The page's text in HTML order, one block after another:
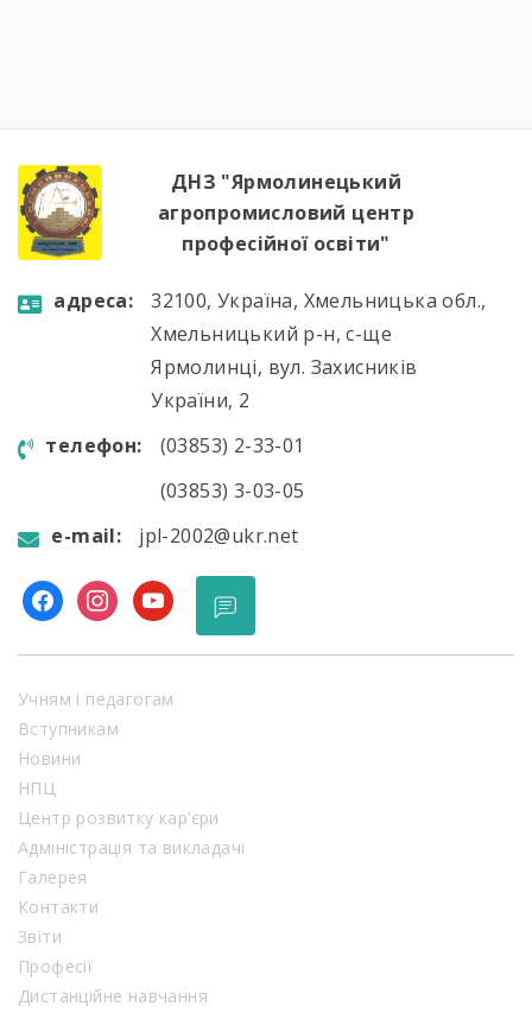
Алла Гончарук проаналізувала роботу комісії
ДНЗ "Ярмолинецький
агропромисловий центр
професійної освіти"
aдресa:
32100, Україна, Хмельницька обл.,
Хмельницький р-н, с-ще
Ярмолинці, вул. Захисників
України, 2
телефон:
(03853) 2-33-01
(03853) 3-03-05
e-mail:
jpl-2002@ukr.net
facebookinstagram
youtube
Учням і педагогам
Вступникам
Новини
НПЦ
Центр розвитку кар’єри
Адміністрація та викладачі
Галерея
Контакти
Звіти
Професії
Дистанційне навчання